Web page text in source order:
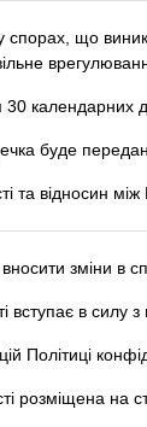
що
календарних
буде
та відносин
зміни в
вступає в силу
Політиці
розміщена на